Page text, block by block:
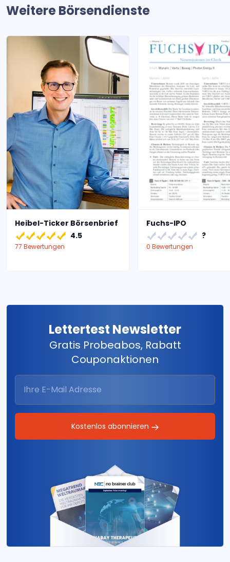
Weitere Börsendienste
Heibel-Ticker Börsenbrief
4.5
77 Bewertungen
Fuchs-IPO
?
0 Bewertungen
Lettertest Newsletter
Gratis Probeabos, Rabatt
Couponaktionen
Kostenlos abonnieren